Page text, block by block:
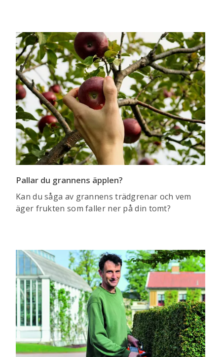
Pallar du grannens äpplen?
Kan du såga av grannens trädgrenar och vem
äger frukten som faller ner på din tomt?